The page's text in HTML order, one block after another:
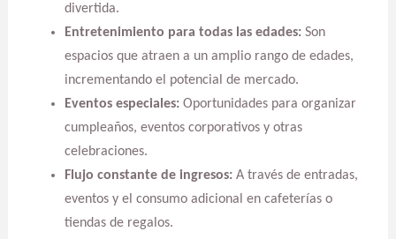
divertida.
Entretenimiento para todas las edades:Son
espacios que atraen a un amplio rango de edades,
incrementando el potencial de mercado.
Eventos especiales:Oportunidades para organizar
cumpleaños, eventos corporativos y otras
celebraciones.
Flujo constante de ingresos:A través de entradas,
eventos y el consumo adicional en cafeterías o
tiendas de regalos.